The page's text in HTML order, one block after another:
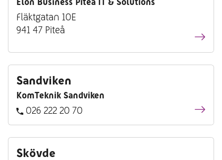
Fläktgatan 10E
941 47 Piteå
Sandviken
KomTeknik Sandviken
026 222 20 70
Skövde